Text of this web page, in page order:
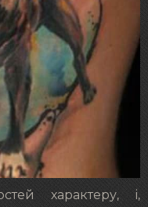
характеру, і,